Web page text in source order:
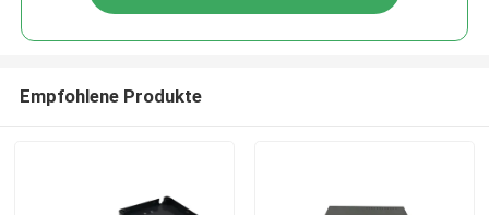
Empfohlene Produkte